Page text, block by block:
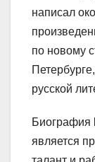
написал
по новому
русской
Биография
является